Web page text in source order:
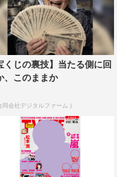
タージュ」チームと対
くじの裏技】当たる側に回
、このままか
同会社デジタルファーム )